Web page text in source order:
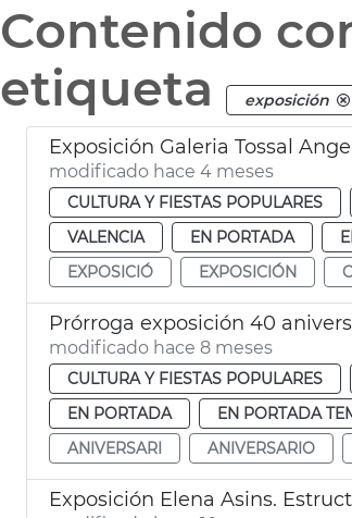
Contenido
etiqueta
exposición
Exposición Galeria Tossal
modificado hace 4 meses
CULTURA Y FIESTAS POPULARES
VALENCIA
EN PORTADA
EXPOSICIÓ
EXPOSICIÓN
Prórroga exposición 40
modificado hace 8 meses
CULTURA Y FIESTAS POPULARES
EN PORTADA
EN PORTADA
ANIVERSARI
ANIVERSARIO
Exposición Elena Asins.